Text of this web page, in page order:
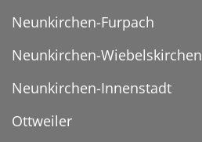
Neunkirchen-Furpach
Neunkirchen-Wiebelskirchen
Neunkirchen-Innenstadt
Ottweiler